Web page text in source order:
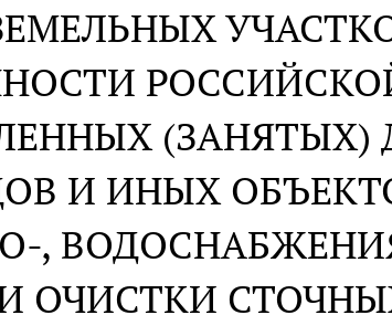
(ЗАНЯТЫХ)
И ИНЫХ
,
ОЧИСТКИ